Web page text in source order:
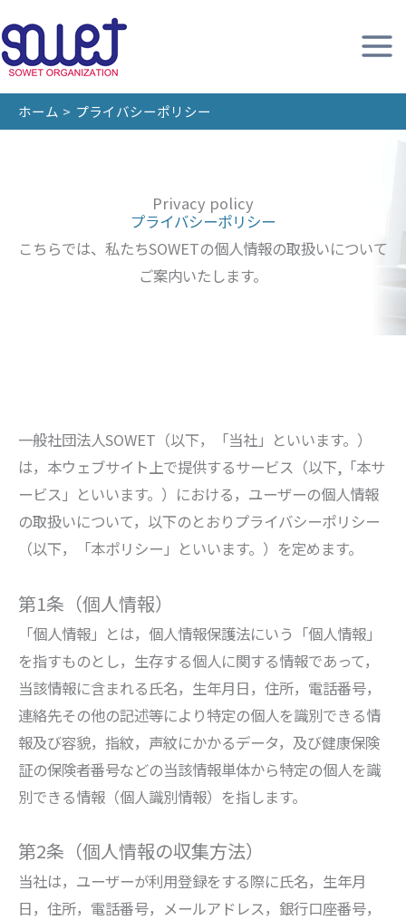
容
を
ス
ホーム プライバシーポリシー
Privacy policy
プライバシーポリシー
こちらでは、私たちSOWETの個人情報の取扱いについて
ご案内いたします。
一般社団法人SOWET（以下，「当社」といいます。）
は，本ウェブサイト上で提供するサービス（以下,「本サ
ービス」といいます。）における，ユーザーの個人情報
の取扱いについて，以下のとおりプライバシーポリシー
（以下，「本ポリシー」といいます。）を定めます。
第1条（個人情報）
「個人情報」とは，個人情報保護法にいう「個人情報」
を指すものとし，生存する個人に関する情報であって，
当該情報に含まれる氏名，生年月日，住所，電話番号，
連絡先その他の記述等により特定の個人を識別できる情
報及び容貌，指紋，声紋にかかるデータ，及び健康保険
証の保険者番号などの当該情報単体から特定の個人を識
別できる情報（個人識別情報）を指します。
第2条（個人情報の収集方法）
当社は，ユーザーが利用登録をする際に氏名，生年月
日，住所，電話番号，メールアドレス，銀行口座番号，